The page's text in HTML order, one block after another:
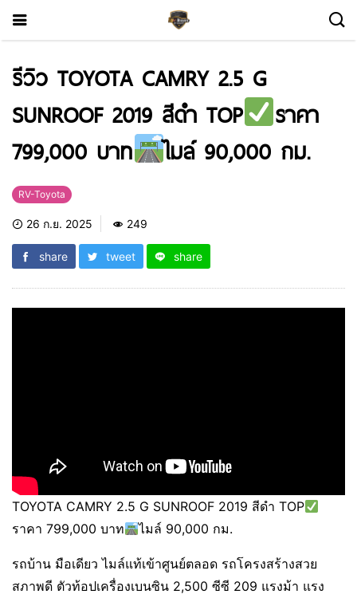
รีวิว TOYOTA CAMRY 2.5 G
SUNROOF 2019 สีดำ TOP
ราคา
799,000 บาท
ไมล์ 90,000 กม.
RV-Toyota
26 ก.ย. 2025 249
share tweet share
TOYOTA CAMRY 2.5 G SUNROOF 2019 สีดำ TOP
ราคา 799,000 บาท
ไมล์ 90,000 กม.
รถบ้าน มือเดียว ไมล์แท้เข้าศูนย์ตลอด รถโครงสร้างสวย
สภาพดี ตัวท้อปเครื่องเบนซิน 2,500 ซีซี 209 แรงม้า แรง